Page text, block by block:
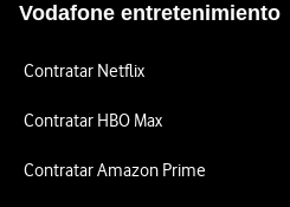
Vodafone entretenimiento
Contratar Netflix
Contratar HBO Max
Contratar Amazon Prime